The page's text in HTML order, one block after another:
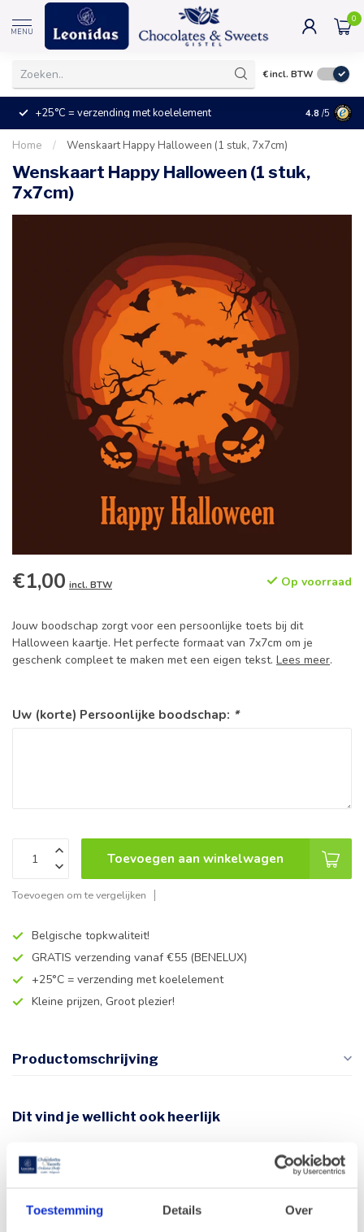
Toestemming Details Over
MENU
0
€incl. BTW
+25°C = verzending met koelelement Kleine
4.8 /5
Home / Wenskaart Happy Halloween (1 stuk, 7x7cm)
Wenskaart Happy Halloween (1 stuk,
7x7cm)
€1,00 incl. BTW Op voorraad
Jouw boodschap zorgt voor een persoonlijke toets bij dit
Halloween kaartje. Het perfecte formaat van 7x7cm om je
geschenk compleet te maken met een eigen tekst. Lees meer.
Uw (korte) Persoonlijke boodschap: *
Toevoegen aan winkelwagen
Toevoegen om te vergelijken
Belgische topkwaliteit!
GRATIS verzending vanaf €55 (BENELUX)
+25°C = verzending met koelelement
Kleine prijzen, Groot plezier!
Productomschrijving
Dit vind je wellicht ook heerlijk
€2,50